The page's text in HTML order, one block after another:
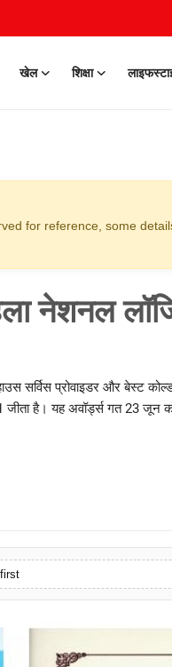
खेल शिक्षा
for reference, some
नेशनल
सर्विस प्रोवाइडर और बेस्ट
जीता है। यह अवॉर्ड्स गत 23 जून
2026